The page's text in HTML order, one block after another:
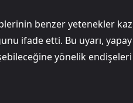
benzer yetenekler
ifade etti. Bu uyarı,
yönelik endişeleri